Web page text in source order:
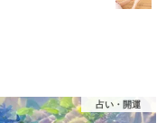
占い・開運